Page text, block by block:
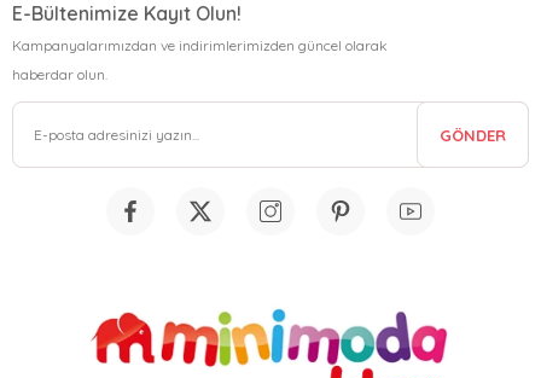
E-Bültenimize Kayıt Olun!
Kampanyalarımızdan ve indirimlerimizden güncel olarak
haberdar olun.
GÖNDER